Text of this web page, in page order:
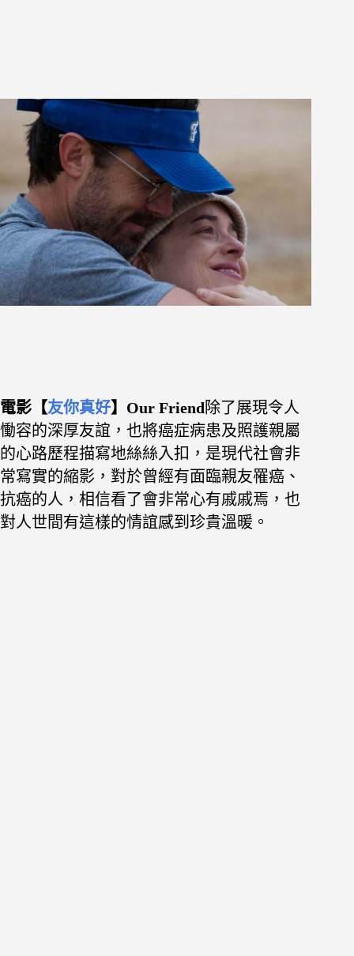
電影【友你真好】Our Friend除了展現令人
慟容的深厚友誼，也將癌症病患及照護親屬
的心路歷程描寫地絲絲入扣，是現代社會非
常寫實的縮影，對於曾經有面臨親友罹癌、
抗癌的人，相信看了會非常心有戚戚焉，也
對人世間有這樣的情誼感到珍貴溫暖。